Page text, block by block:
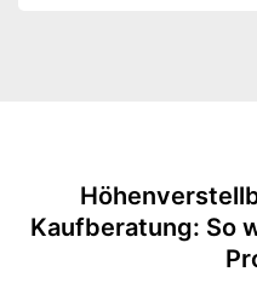
Kaufberatung: So